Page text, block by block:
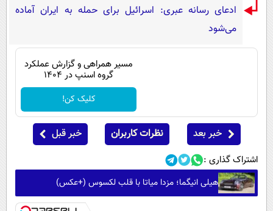
سلامت
بین الملل
حیات وحش
سیاست خارجی
ادعای رسانه عبری: اسرائیل برای حمله به ایران آماده
می‌شود
مسیر همراهی و گزارش عملکرد
گروه اسنپ در ۱۴۰۴
کلیک کن!
خبر بعد نظرات کاربران خبر قبل
اشتراک گذاری :
هیلی انیگما؛ مزدا میاتا با قلب لکسوس (+عکس)